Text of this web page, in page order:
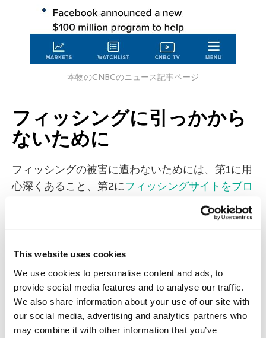
This website uses cookies
We use cookies to personalise content and ads, to
provide social media features and to analyse our traffic.
We also share information about your use of our site with
our social media, advertising and analytics partners who
may combine it with other information that you’ve
本物のCNBCのニュース記事ページ
フィッシングに引っかから
ないために
フィッシングの被害に遭わないためには、第1に用
心深くあること、第2にフィッシングサイトをブロ
を使用する
ことです。2番目の方法はそんなに労力がかかりま
す）、常に用心深くあるためには、少しばかり努
力が必要です。
アクセスしたWebサイトのURLをよく確認しま
しょう。1文字でもおかしなところがあった
り、「.com」であるはずが「.com.tk」になっ